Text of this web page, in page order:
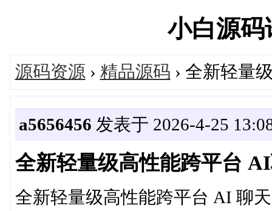
小白源
源码资源 › 精品源码 › 全新轻量
a5656456 发表于 2026-4-25
全新轻量级高性能跨平台
全新轻量级高性能跨平台 AI 聊